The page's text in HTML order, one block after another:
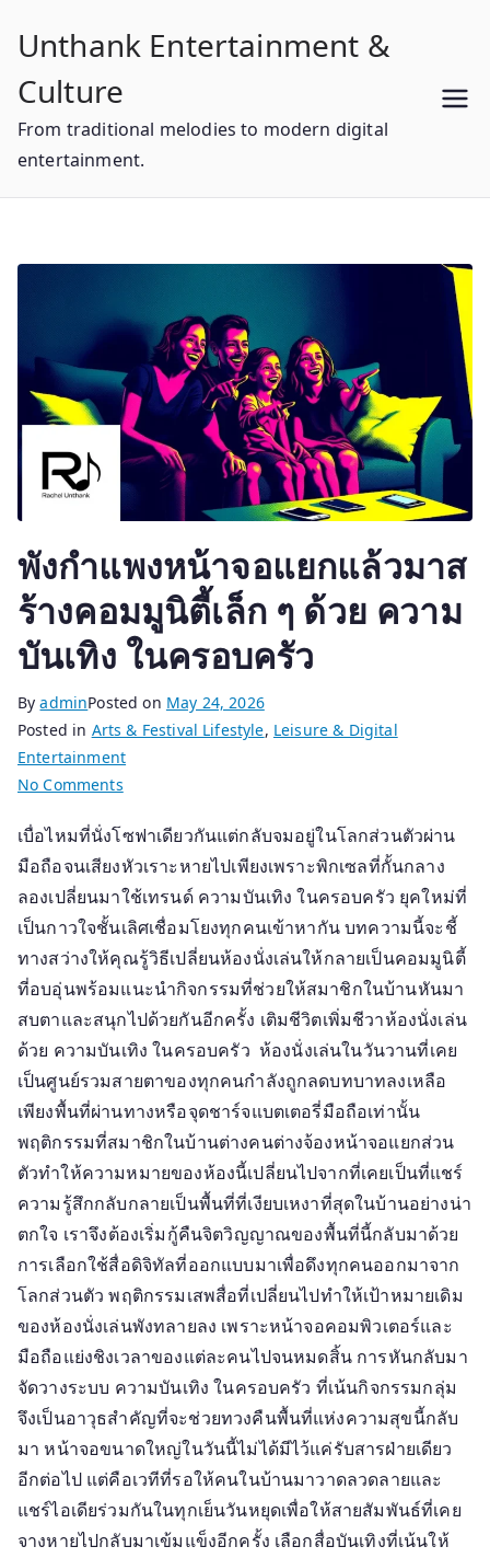
content
Unthank Entertainment &
Culture
From traditional melodies to modern digital
entertainment.
พังกำแพงหน้าจอแยกแล้วมาส
ร้างคอมมูนิตี้เล็ก ๆ ด้วย ความ
บันเทิง ในครอบครัว
ByadminPosted on May 24, 2026
Posted in Arts & Festival Lifestyle, Leisure & Digital
Entertainment
No Commentson
กำแพง
หน้า
จอ
แยก
แล้ว
มาส
ร้าง
คอม
มูนิ
ตี้
เล็ก
ๆ
ด้วย
บันเทิง
ครอบครัว
เบื่อไหมที่นั่งโซฟาเดียวกันแต่กลับจมอยู่ในโลกส่วนตัวผ่าน
มือถือจนเสียงหัวเราะหายไปเพียงเพราะพิกเซลที่กั้นกลาง
ลองเปลี่ยนมาใช้เทรนด์ ความบันเทิง ในครอบครัว ยุคใหม่ที่
เป็นกาวใจชั้นเลิศเชื่อมโยงทุกคนเข้าหากัน บทความนี้จะชี้
ทางสว่างให้คุณรู้วิธีเปลี่ยนห้องนั่งเล่นให้กลายเป็นคอมมูนิตี้
ที่อบอุ่นพร้อมแนะนำกิจกรรมที่ช่วยให้สมาชิกในบ้านหันมา
สบตาและสนุกไปด้วยกันอีกครั้ง เติมชีวิตเพิ่มชีวาห้องนั่งเล่น
ด้วย ความบันเทิง ในครอบครัว ห้องนั่งเล่นในวันวานที่เคย
เป็นศูนย์รวมสายตาของทุกคนกำลังถูกลดบทบาทลงเหลือ
เพียงพื้นที่ผ่านทางหรือจุดชาร์จแบตเตอรี่มือถือเท่านั้น
พฤติกรรมที่สมาชิกในบ้านต่างคนต่างจ้องหน้าจอแยกส่วน
ตัวทำให้ความหมายของห้องนี้เปลี่ยนไปจากที่เคยเป็นที่แชร์
ความรู้สึกกลับกลายเป็นพื้นที่ที่เงียบเหงาที่สุดในบ้านอย่างน่า
ตกใจ เราจึงต้องเริ่มกู้คืนจิตวิญญาณของพื้นที่นี้กลับมาด้วย
การเลือกใช้สื่อดิจิทัลที่ออกแบบมาเพื่อดึงทุกคนออกมาจาก
โลกส่วนตัว พฤติกรรมเสพสื่อที่เปลี่ยนไปทำให้เป้าหมายเดิม
ของห้องนั่งเล่นพังทลายลง เพราะหน้าจอคอมพิวเตอร์และ
มือถือแย่งชิงเวลาของแต่ละคนไปจนหมดสิ้น การหันกลับมา
จัดวางระบบ ความบันเทิง ในครอบครัว ที่เน้นกิจกรรมกลุ่ม
จึงเป็นอาวุธสำคัญที่จะช่วยทวงคืนพื้นที่แห่งความสุขนี้กลับ
มา หน้าจอขนาดใหญ่ในวันนี้ไม่ได้มีไว้แค่รับสารฝ่ายเดียว
อีกต่อไป แต่คือเวทีที่รอให้คนในบ้านมาวาดลวดลายและ
แชร์ไอเดียร่วมกันในทุกเย็นวันหยุดเพื่อให้สายสัมพันธ์ที่เคย
จางหายไปกลับมาเข้มแข็งอีกครั้ง เลือกสื่อบันเทิงที่เน้นให้